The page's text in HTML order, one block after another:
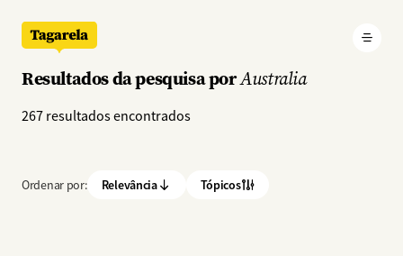
Resultados da pesquisa porAustralia
267 resultados encontrados
Ordenar por: Relevância Tópicos